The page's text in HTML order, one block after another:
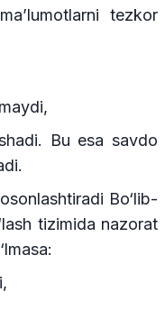
tezkor
Bu esa savdo
Bo‘lib-
tizimida nazorat